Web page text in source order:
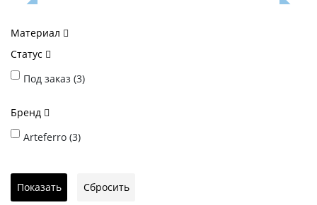
Материал
Статус
Под заказ (3)
Бренд
Arteferro (3)